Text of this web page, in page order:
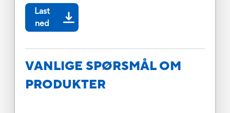
Last
ned
VANLIGE SPØRSMÅL OM
PRODUKTER